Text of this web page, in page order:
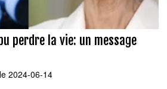
perdre la vie: un message
le 2024-06-14